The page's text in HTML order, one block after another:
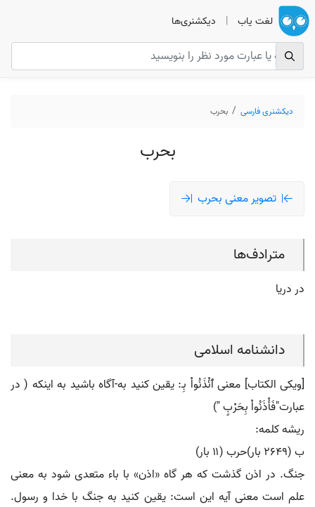
لغت یاب | دیکشنری‌ها
دیکشنری فارسی بحرب
بحرب
تصویر معنی بحرب
مترادف‌ها
در دریا
دانشنامه اسلامی
[ویکی الکتاب] معنی ﭐئْذَنُواْ بِـ: یقین کنید به-آگاه باشید به اینکه ( در
عبارت"فَأْذَنُواْ بِحَرْبٍ ")
ریشه کلمه:
ب (۲۶۴۹ بار)حرب (۱۱ بار)
جنگ. در اذن گذشت که هر گاه «اذن» با باء متعدی شود به معنی
علم است معنی آیه این است: یقین کنید به جنگ با خدا و رسول.